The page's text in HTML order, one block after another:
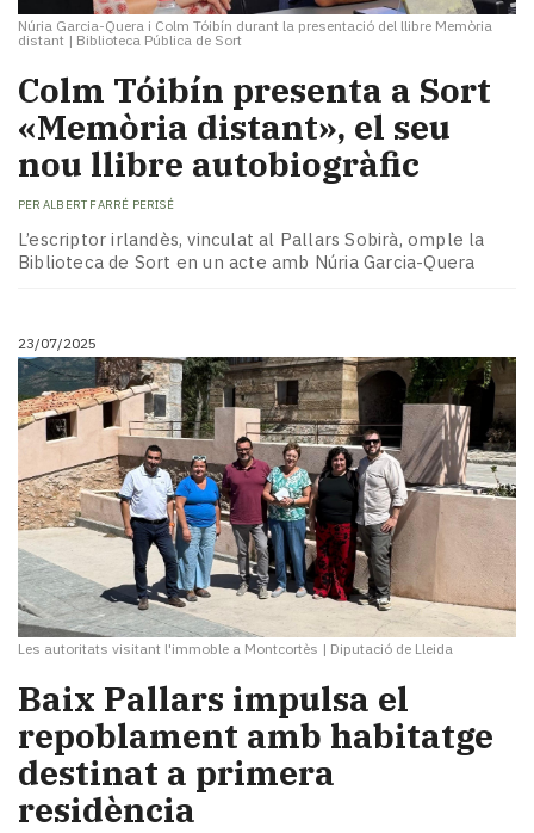
Núria Garcia-Quera i Colm Tóibín durant la presentació del llibre Memòria
distant | Biblioteca Pública de Sort
Colm Tóibín presenta a Sort
«Memòria distant», el seu
nou llibre autobiogràfic
PER ALBERT FARRÉ PERISÉ
L’escriptor irlandès, vinculat al Pallars Sobirà, omple la
Biblioteca de Sort en un acte amb Núria Garcia-Quera
23/07/2025
Les autoritats visitant l'immoble a Montcortès | Diputació de Lleida
​Baix Pallars impulsa el
repoblament amb habitatge
destinat a primera
residència